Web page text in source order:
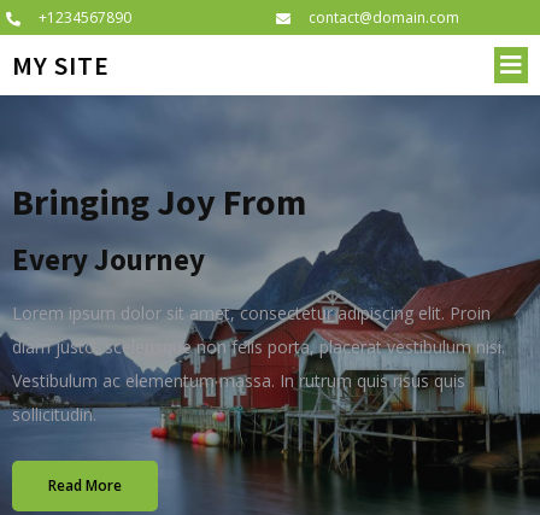
+1234567890 contact@domain.com
MY SITE
Bringing Joy From
Every Journey
Lorem ipsum dolor sit amet, consectetur adipiscing elit. Proin
diam justo, scelerisque non felis porta, placerat vestibulum nisi.
Vestibulum ac elementum massa. In rutrum quis risus quis
sollicitudin.
Read More